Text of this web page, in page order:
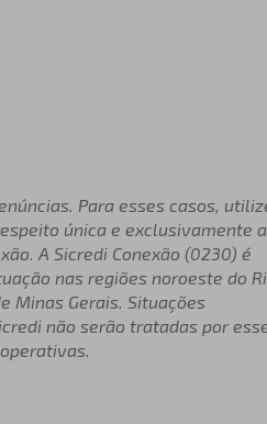
Para esses casos,
única e exclusivamente
A Sicredi Conexão (0230) é
nas regiões noroeste do
Minas Gerais. Situações
não serão tratadas por